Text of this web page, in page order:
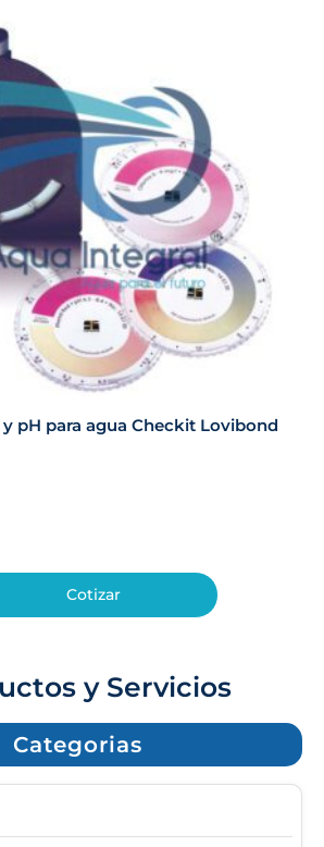
pH para agua Checkit Lovibond
Cotizar
y Servicios
Categorias